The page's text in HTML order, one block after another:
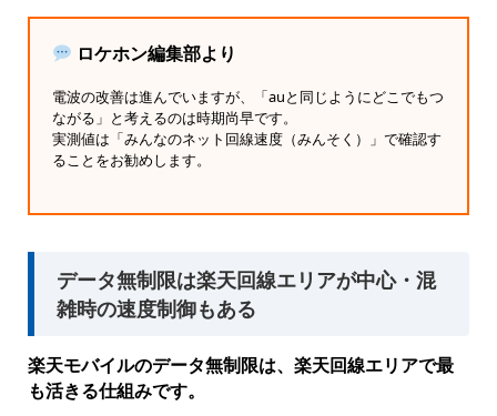
ロケホン編集部より
電波の改善は進んでいますが、「auと同じようにどこでもつ
ながる」と考えるのは時期尚早です。
実測値は「みんなのネット回線速度（みんそく）」で確認す
ることをお勧めします。
データ無制限は楽天回線エリアが中心・混
雑時の速度制御もある
楽天モバイルのデータ無制限は、楽天回線エリアで最
も活きる仕組みです。